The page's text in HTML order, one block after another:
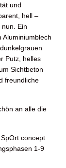
und
hell –
Ein
Putz, helles
Sichtbeton
freundliche
an alle die
concept
1-9